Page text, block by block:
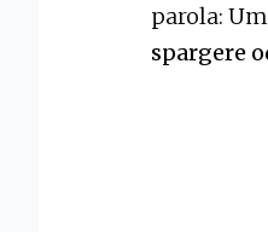
parola:
spargere